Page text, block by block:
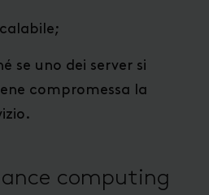
se uno dei server si
compromessa la
computing